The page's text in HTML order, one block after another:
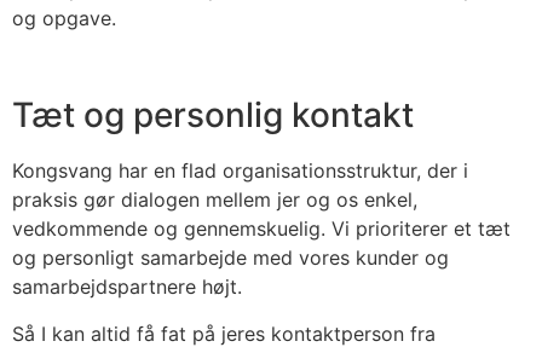
og opgave.
Tæt og personlig kontakt
Kongsvang har en flad organisationsstruktur, der i
praksis gør dialogen mellem jer og os enkel,
vedkommende og gennemskuelig. Vi prioriterer et tæt
og personligt samarbejde med vores kunder og
samarbejdspartnere højt.
Så I kan altid få fat på jeres kontaktperson fra